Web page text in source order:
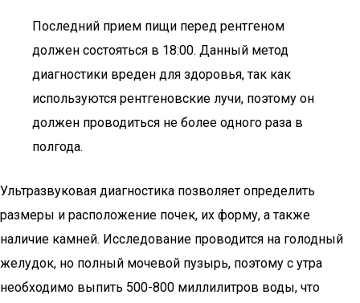
Последний прием пищи перед рентгеном
должен состояться в 18:00. Данный метод
диагностики вреден для здоровья, так как
используются рентгеновские лучи, поэтому он
должен проводиться не более одного раза в
полгода.
Ультразвуковая диагностика позволяет определить
размеры и расположение почек, их форму, а также
наличие камней. Исследование проводится на голодный
желудок, но полный мочевой пузырь, поэтому с утра
необходимо выпить 500-800 миллилитров воды, что